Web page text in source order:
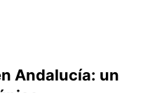
Andalucía: un